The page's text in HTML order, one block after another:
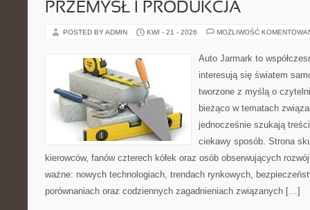
PRZEMYSŁ I PRODUKCJA
POSTED BY ADMIN KWI - 21 - 2026 MOŻLIWOŚĆ
Auto Jarmark to
interesują się światem
tworzone z myślą o
bieżąco w tematach
jednocześnie szukają
ciekawy sposób. Strona
kierowców, fanów czterech kółek oraz osób obserwujących
ważne: nowych technologiach, trendach rynkowych,
porównaniach oraz codziennych zagadnieniach związanych […]